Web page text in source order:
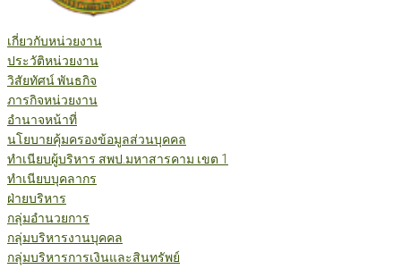
เกี่ยวกับหน่วยงาน
ประวัติหน่วยงาน
วิสัยทัศน์ พันธกิจ
ภารกิจหน่วยงาน
อำนาจหน้าที่
นโยบายคุ้มครองข้อมูลส่วนบุคคล
ทำเนียบผู้บริหาร สพป.มหาสารคาม เขต 1
ทำเนียบบุคลากร
ฝ่ายบริหาร
กลุ่มอำนวยการ
กลุ่มบริหารงานบุคคล
กลุ่มบริหารการเงินและสินทรัพย์